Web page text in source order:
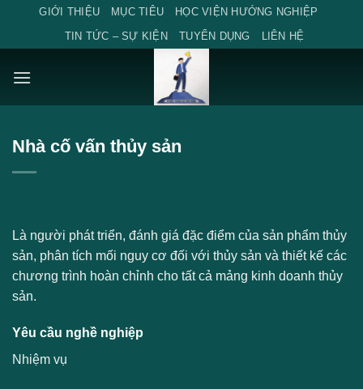
content
GIỚI THIỆU MỤC TIÊU
HỌC VIỆN HƯỚNG NGHIỆP
TIN TỨC – SỰ KIỆN
TUYỂN DỤNG LIÊN HỆ
Nhà cố vấn thủy sản
Là người phát triển, đánh giá đặc điểm của sản phẩm thủy
sản, phân tích mối nguy cơ đối với thủy sản và thiết kế các
chương trình hoàn chỉnh cho tất cả mảng kinh doanh thủy
sản.
Yêu cầu nghề nghiệp
Nhiệm vụ